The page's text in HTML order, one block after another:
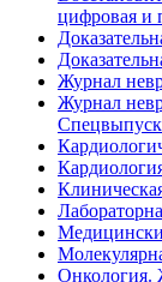
цифровая и
Журнал
Журнал
Онкология.